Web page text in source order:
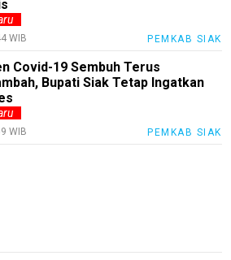
WIB PEMKAB SIAK
Covid-19 Sembuh Terus
Bupati Siak Tetap Ingatkan
WIB PEMKAB SIAK